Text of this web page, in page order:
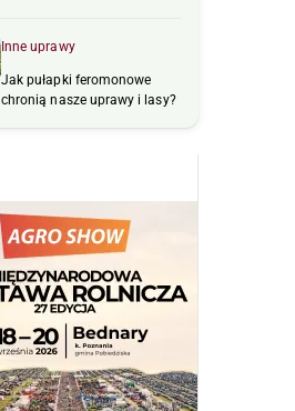
Inne uprawy
Jak pułapki feromonowe
chronią nasze uprawy i lasy?